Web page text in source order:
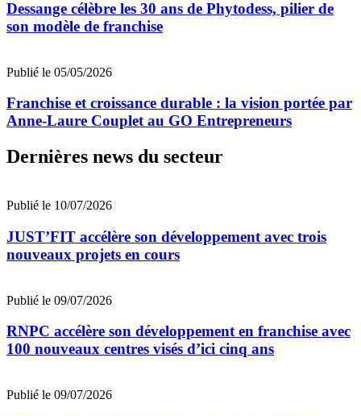
Dessange célèbre les 30 ans de Phytodess, pilier de
son modèle de franchise
Publié le 05/05/2026
Franchise et croissance durable : la vision portée par
Anne-Laure Couplet au GO Entrepreneurs
Dernières news du secteur
Publié le 10/07/2026
JUST’FIT accélère son développement avec trois
nouveaux projets en cours
Publié le 09/07/2026
RNPC accélère son développement en franchise avec
100 nouveaux centres visés d’ici cinq ans
Publié le 09/07/2026